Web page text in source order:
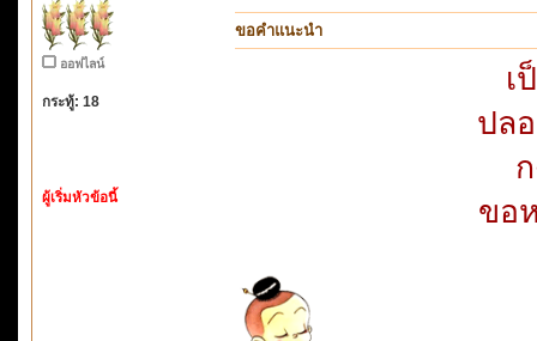
ออฟไลน์
กระทู้: 18
ผู้เริ่มหัวข้อนี้
ขอคำแนะนำ
เ
ปล
ขอ